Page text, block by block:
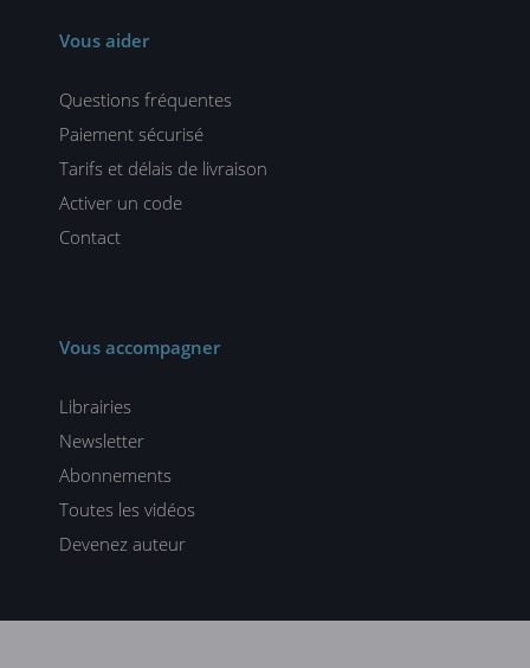
Vous aider
Questions fréquentes
Paiement sécurisé
Tarifs et délais de livraison
Activer un code
Contact
Vous accompagner
Librairies
Newsletter
Abonnements
Toutes les vidéos
Devenez auteur